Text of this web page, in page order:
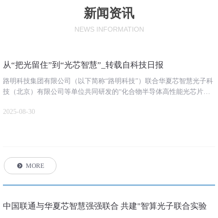
新闻资讯
NEWS INFORMATION
뀹 MORE
从“把光留住”到“光芯智慧”_转载自科技日报
路明科技集团有限公司（以下简称“路明科技”）联合华夏芯智慧光子科
技（北京）有限公司等单位共同研发的“化合物半导体高性能光芯片及
言荣等7位院士和北京大学王兴军教授、中国联通唐雄燕研究员等5位行
2025-08-30
中国联通与华夏芯智慧强强联合 共建"智算光子联合实验